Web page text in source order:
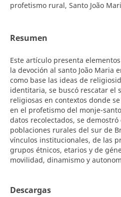
profetismo rural, Santo João
Resumen
Este artículo presenta
la devoción al santo João Maria
como base las ideas de
identitaria, se buscó rescatar el
religiosas en contextos donde
en el profetismo del monje-
datos recolectados, se
poblaciones rurales del sur de
vínculos institucionales, de las
grupos étnicos, etarios y de
movilidad, dinamismo y
Descargas